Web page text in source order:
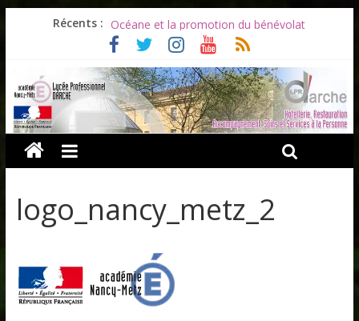
Récents :
Les ULiS en haut du podium
Océane et la promotion du bénévolat
Bonnes vacances à tous !
Infos rentrée septembre 2026
Soirée d’adieux au Lycée Darche
logo_nancy_metz_2